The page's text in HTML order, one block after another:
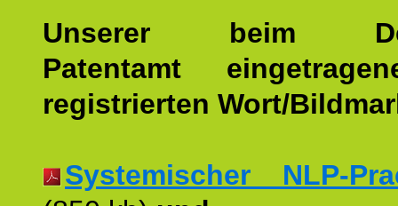
Unserer beim
Patentamt
registrierten Wort/
Systemischer NLP-